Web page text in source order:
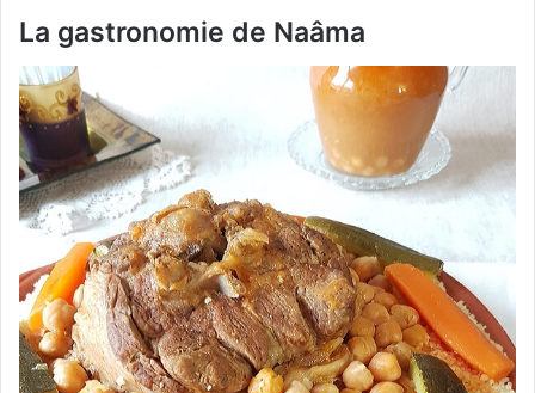
La gastronomie de Naâma